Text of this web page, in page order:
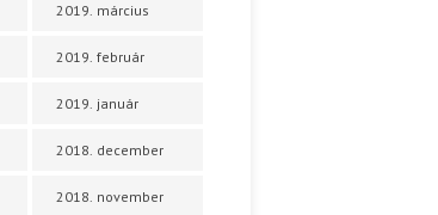
2019. március
2019. február
2019. január
2018. december
2018. november